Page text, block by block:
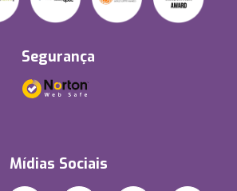
Segurança
Mídias Sociais